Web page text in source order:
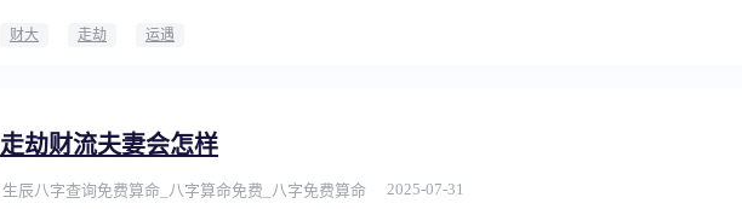
财大 走劫 运遇
走劫财流夫妻会怎样
生辰八字查询免费算命_八字算命免费_八字免费算命 2025-07-31